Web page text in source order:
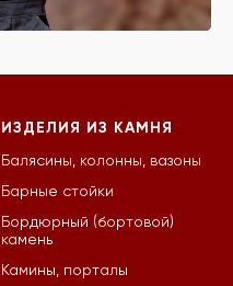
ИЗДЕЛИЯ ИЗ КАМНЯ
Балясины, колонны, вазоны
Барные стойки
Бордюрный (бортовой)
камень
Камины, порталы